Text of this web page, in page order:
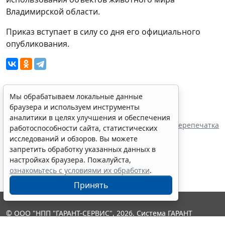
Владимирской области.
Приказ вступает в силу со дня его официального
опубликования.
Показать все материалы
Источник:
Инспекция государственного надзора в сфере
охраны и использования объектов животного
мира Владимирской области
Перепечатка
Мы обрабатываем локальные данные
браузера и используем инструменты
аналитики в целях улучшения и обеспечения
работоспособности сайта, статистических
исследований и обзоров. Вы можете
запретить обработку указанных данных в
настройках браузера. Пожалуйста,
ознакомьтесь с условиями их обработки.
Принять
© ООО "НПП "ГАРАНТ-СЕРВИС", 2026. Система ГАРАНТ